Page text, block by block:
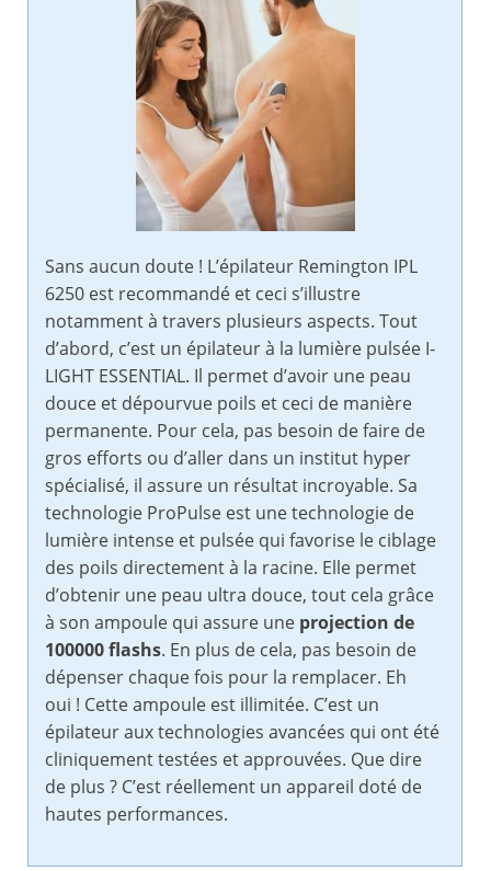
Sans aucun doute ! L’épilateur Remington IPL
6250 est recommandé et ceci s’illustre
notamment à travers plusieurs aspects. Tout
d’abord, c’est un épilateur à la lumière pulsée I-
LIGHT ESSENTIAL. Il permet d’avoir une peau
douce et dépourvue poils et ceci de manière
permanente. Pour cela, pas besoin de faire de
gros efforts ou d’aller dans un institut hyper
spécialisé, il assure un résultat incroyable. Sa
technologie ProPulse est une technologie de
lumière intense et pulsée qui favorise le ciblage
des poils directement à la racine. Elle permet
d’obtenir une peau ultra douce, tout cela grâce
à son ampoule qui assure une projection de
100000 flashs. En plus de cela, pas besoin de
dépenser chaque fois pour la remplacer. Eh
oui ! Cette ampoule est illimitée. C’est un
épilateur aux technologies avancées qui ont été
cliniquement testées et approuvées. Que dire
de plus ? C’est réellement un appareil doté de
hautes performances.